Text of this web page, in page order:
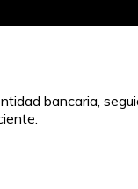
bancaria,